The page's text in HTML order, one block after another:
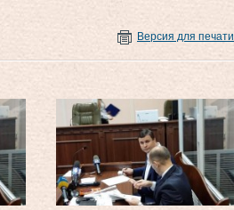
Версия для печати